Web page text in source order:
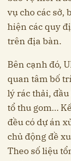
vụ cho các sở,
hiện các quy
trên địa bàn.
Bên cạnh đó,
quan tâm bố
lý rác thải,
tổ thu gom…
đều có dự án
chủ động đề
Theo số liệu